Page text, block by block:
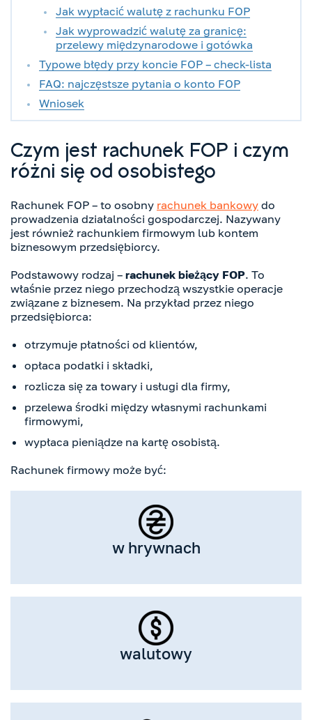
Jak wypłacić walutę z rachunku FOP
Jak wyprowadzić walutę za granicę:
przelewy międzynarodowe i gotówka
Typowe błędy przy koncie FOP – check-lista
FAQ: najczęstsze pytania o konto FOP
Wniosek
Czym jest rachunek FOP i czym
różni się od osobistego
Rachunek FOP – to osobny rachunek bankowy do
prowadzenia działalności gospodarczej. Nazywany
jest również rachunkiem firmowym lub kontem
biznesowym przedsiębiorcy.
Podstawowy rodzaj – rachunek bieżący FOP. To
właśnie przez niego przechodzą wszystkie operacje
związane z biznesem. Na przykład przez niego
przedsiębiorca:
otrzymuje płatności od klientów,
opłaca podatki i składki,
rozlicza się za towary i usługi dla firmy,
przelewa środki między własnymi rachunkami
firmowymi,
wypłaca pieniądze na kartę osobistą.
Rachunek firmowy może być:
w hrywnach
walutowy